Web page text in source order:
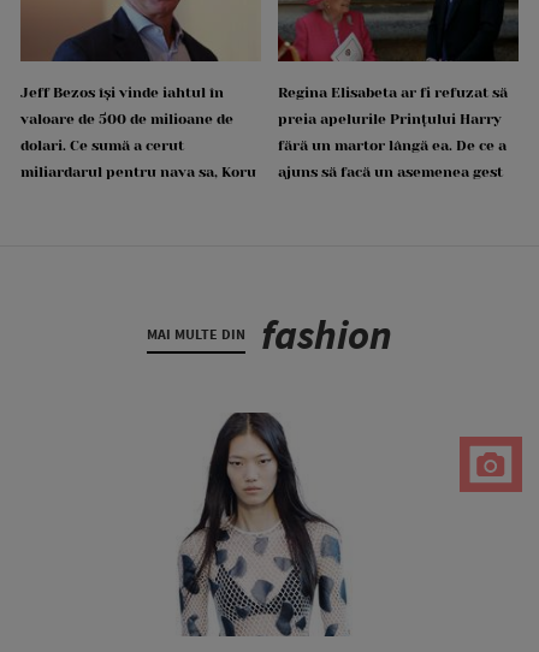
Jeff Bezos își vinde iahtul în
valoare de 500 de milioane de
dolari. Ce sumă a cerut
miliardarul pentru nava sa, Koru
Regina Elisabeta ar fi refuzat să
preia apelurile Prințului Harry
fără un martor lângă ea. De ce a
ajuns să facă un asemenea gest
MAI MULTE DIN fashion